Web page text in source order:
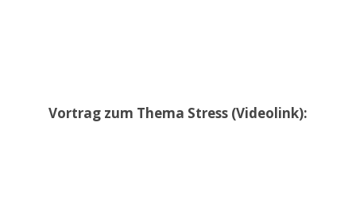
Vortrag zum Thema Stress (Videolink):